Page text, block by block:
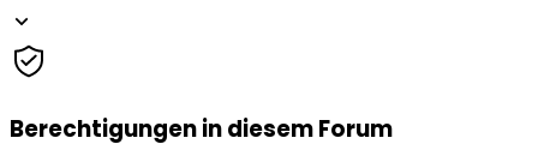
Berechtigungen in diesem Forum